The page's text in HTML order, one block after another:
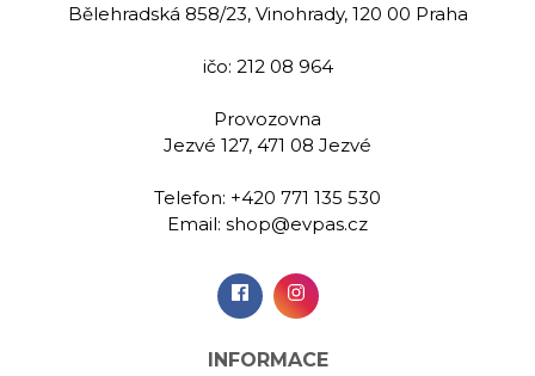
Bělehradská 858/23, Vinohrady, 120 00 Praha
ičo: 212 08 964
Provozovna
Jezvé 127, 471 08 Jezvé
Telefon: +420 771 135 530
Email: shop@evpas.cz
INFORMACE